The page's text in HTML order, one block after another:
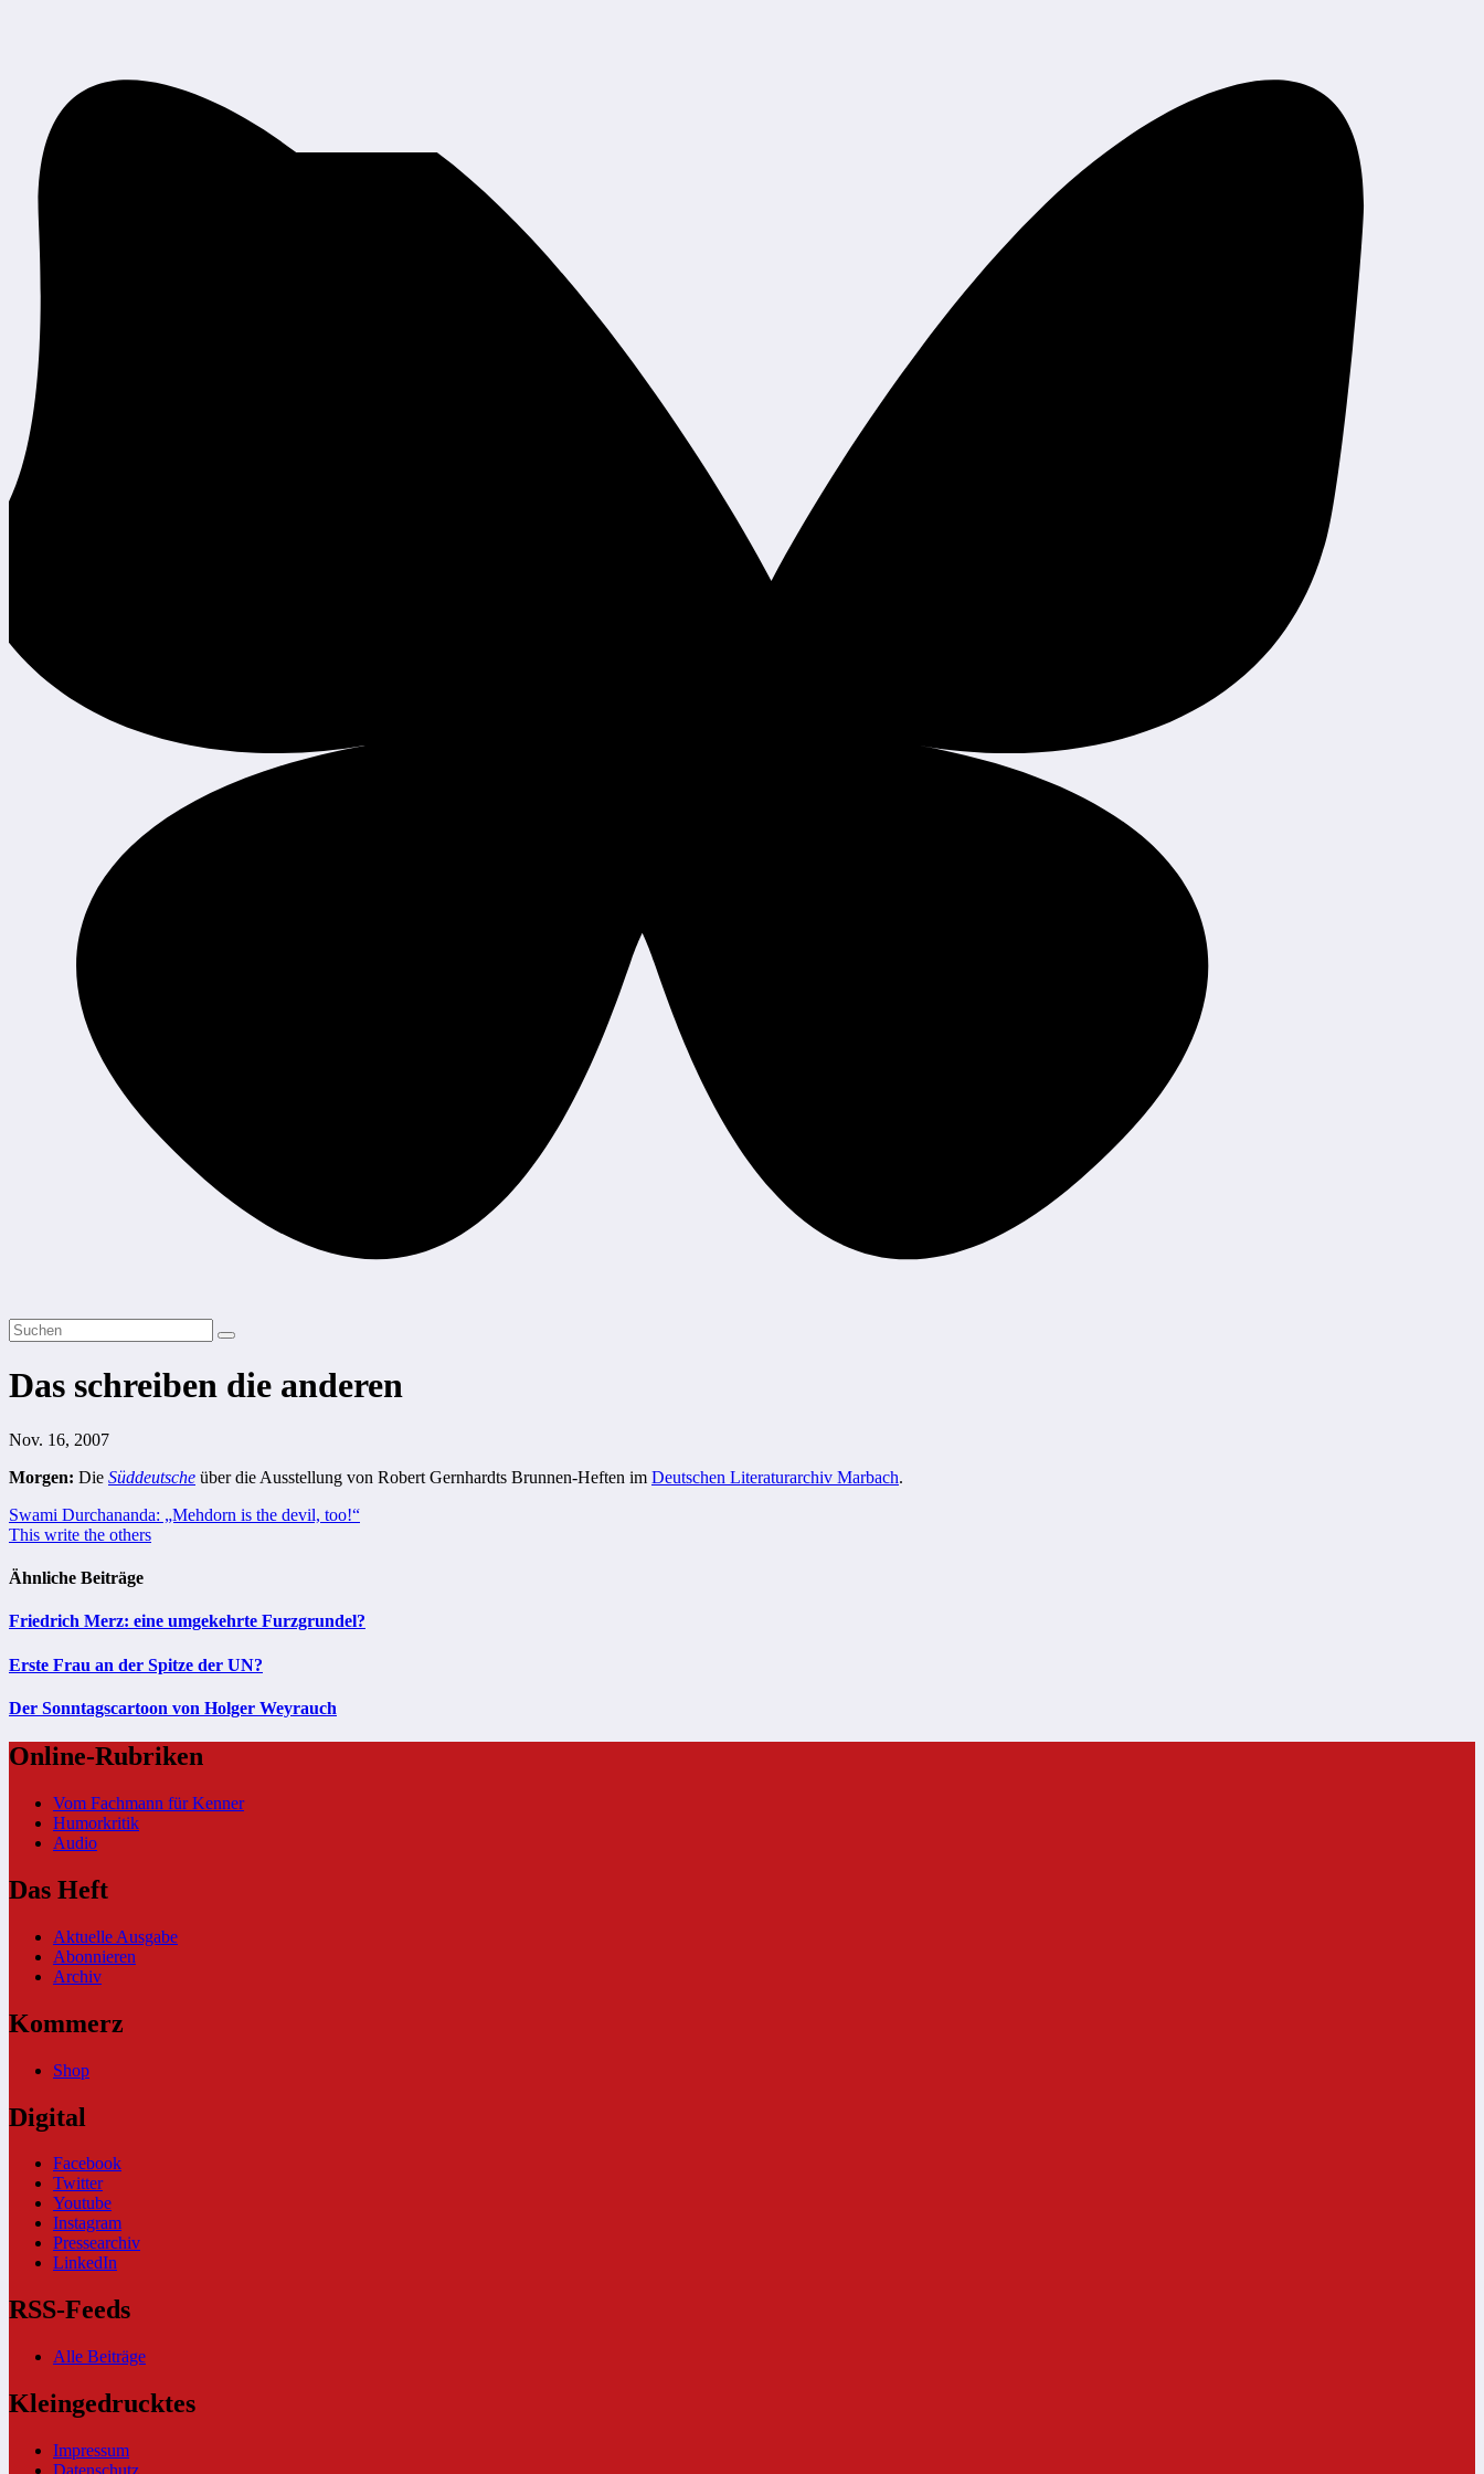
Das schreiben die anderen
Nov. 16, 2007
Morgen: Die Süddeutsche über die Ausstellung von Robert Gernhardts Brunnen-Heften im Deutschen Literaturarchiv Marbach.
Beitragsnavigation
Swami Durchananda: „Mehdorn is the devil, too!“
This write the others
Ähnliche Beiträge
Friedrich Merz: eine umgekehrte Furzgrundel?
Erste Frau an der Spitze der UN?
Der Sonntagscartoon von Holger Weyrauch
Online-Rubriken
Vom Fachmann für Kenner
Humorkritik
Audio
Das Heft
Aktuelle Ausgabe
Abonnieren
Archiv
Kommerz
Shop
Digital
Facebook
Twitter
Youtube
Instagram
Pressearchiv
LinkedIn
RSS-Feeds
Alle Beiträge
Kleingedrucktes
Impressum
Datenschutz